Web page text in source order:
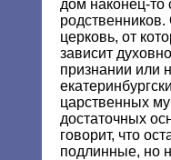
дом наконец-то
церковь, от
зависит
признании или
царственных
достаточных
говорит, что
подлинные, но